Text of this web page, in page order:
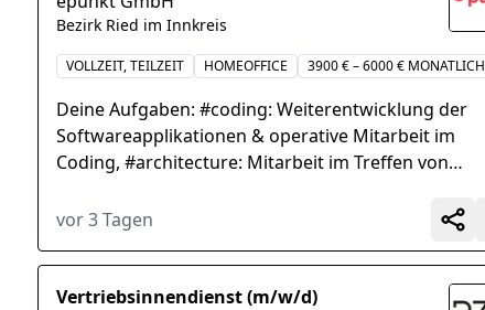
Bezirk Ried im Innkreis
VOLLZEIT, TEILZEIT HOMEOFFICE 3900 € – 6000 € MONATLICH
Deine Aufgaben: #coding: Weiterentwicklung der
Softwareapplikationen & operative Mitarbeit im
Coding, #architecture: Mitarbeit im Treffen von
#concepts: Erarbeiten von technischen...
vor 3 Tagen
Vertriebsinnendienst (m/w/d)